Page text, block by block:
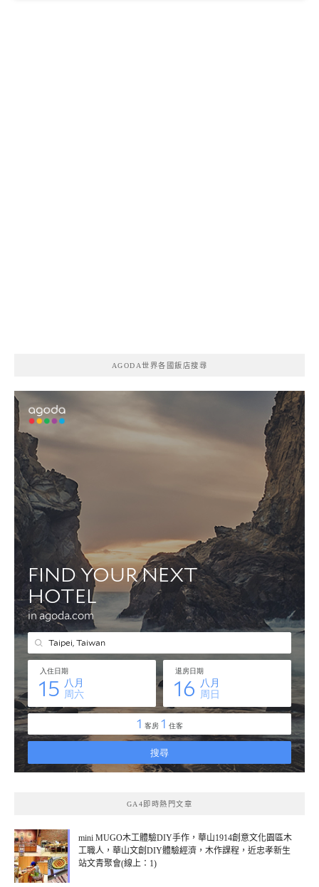
AGODA世界各國飯店搜尋
GA4即時熱門文章
mini MUGO木工體驗DIY手作，華山1914創意文化園區木
工職人，華山文創DIY體驗經濟，木作課程，近忠孝新生
站文青聚會(線上：1)